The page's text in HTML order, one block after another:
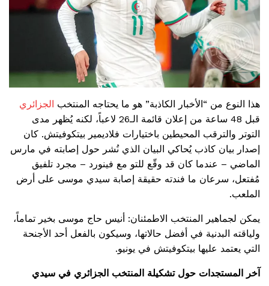
هذا النوع من “الأخبار الكاذبة” هو ما يحتاجه المنتخب الجزائري
قبل 48 ساعة من إعلان قائمة الـ26 لاعباً، لكنه يُظهر مدى
التوتر والترقب المحيطين باختيارات فلاديمير بيتكوفيتش. كان
إصدار بيان كاذب يُحاكي البيان الذي نُشر حول إصابته في مارس
الماضي – عندما كان قد وقّع للتو مع فينورد – مجرد تلفيق
مُفتعل، سرعان ما فندته حقيقة إصابة سيدي موسى على أرض
الملعب.
يمكن لجماهير المنتخب الاطمئنان: أنيس حاج موسى بخير تماماً،
ولياقته البدنية في أفضل حالاتها، وسيكون بالفعل أحد الأجنحة
التي يعتمد عليها بيتكوفيتش في يونيو.
آخر المستجدات حول تشكيلة المنتخب الجزائري في سيدي